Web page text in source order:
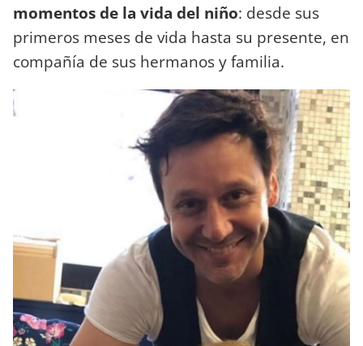
momentos de la vida del niño: desde sus
primeros meses de vida hasta su presente, en
compañía de sus hermanos y familia.